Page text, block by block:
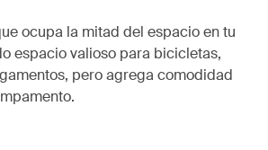
ocupa la mitad del espacio en tu
espacio valioso para bicicletas,
pero agrega comodidad